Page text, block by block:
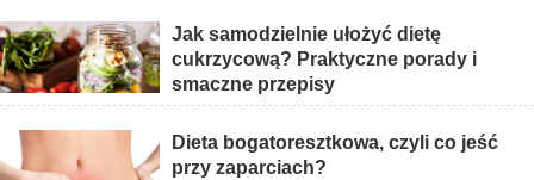
Jak samodzielnie ułożyć dietę
cukrzycową? Praktyczne porady i
smaczne przepisy
Dieta bogatoresztkowa, czyli co jeść
przy zaparciach?